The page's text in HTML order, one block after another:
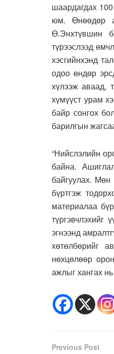
шаардагдах
юм. Өнөөдөр
Ө.Энхтүвшин
түрээслээд
хэсгийнхэнд
одоо өндөр
хүлээж аваад,
хүмүүст урам
байр сонгох
барилгын
“Нийслэлийн
байна.
байгуулах.
бүртгэж
материалаа
түргэвчлэхийг
эгнээнд
хөтөлбөрийг
нөхцөлөөр
ажлыг хангах
Previous Post